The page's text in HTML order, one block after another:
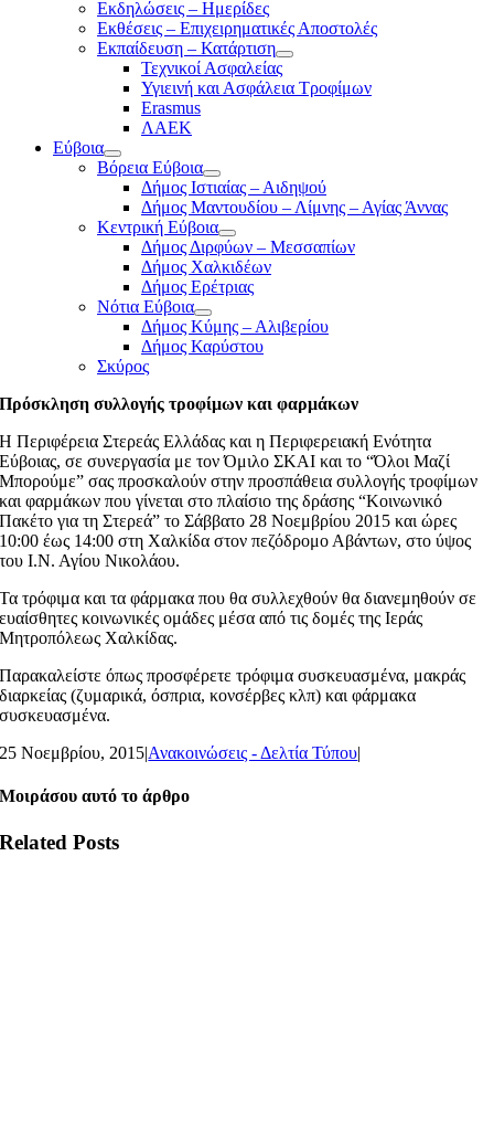
Εκδηλώσεις – Ημερίδες
Εκθέσεις – Επιχειρηματικές Αποστολές
Εκπαίδευση – Κατάρτιση
Τεχνικοί Ασφαλείας
Υγιεινή και Ασφάλεια Τροφίμων
Erasmus
ΛΑΕΚ
Εύβοια
Βόρεια Εύβοια
Δήμος Ιστιαίας – Αιδηψού
Δήμος Μαντουδίου – Λίμνης – Αγίας Άννας
Κεντρική Εύβοια
Δήμος Διρφύων – Μεσσαπίων
Δήμος Χαλκιδέων
Δήμος Ερέτριας
Νότια Εύβοια
Δήμος Κύμης – Αλιβερίου
Δήμος Καρύστου
Σκύρος
Πρόσκληση συλλογής τροφίμων και φαρμάκων
Η Περιφέρεια Στερεάς Ελλάδας και η Περιφερειακή Ενότητα
Εύβοιας, σε συνεργασία με τον Όμιλο ΣΚΑΙ και το “Όλοι Μαζί
Μπορούμε” σας προσκαλούν στην προσπάθεια συλλογής τροφίμων
και φαρμάκων που γίνεται στο πλαίσιο της δράσης “Κοινωνικό
Πακέτο για τη Στερεά” το Σάββατο 28 Νοεμβρίου 2015 και ώρες
10:00 έως 14:00 στη Χαλκίδα στον πεζόδρομο Αβάντων, στο ύψος
του Ι.Ν. Αγίου Νικολάου.
Τα τρόφιμα και τα φάρμακα που θα συλλεχθούν θα διανεμηθούν σε
ευαίσθητες κοινωνικές ομάδες μέσα από τις δομές της Ιεράς
Μητροπόλεως Χαλκίδας.
Παρακαλείστε όπως προσφέρετε τρόφιμα συσκευασμένα, μακράς
διαρκείας (ζυμαρικά, όσπρια, κονσέρβες κλπ) και φάρμακα
συσκευασμένα.
25 Νοεμβρίου, 2015|Ανακοινώσεις - Δελτία Τύπου|
Μοιράσου αυτό το άρθρο
Related Posts